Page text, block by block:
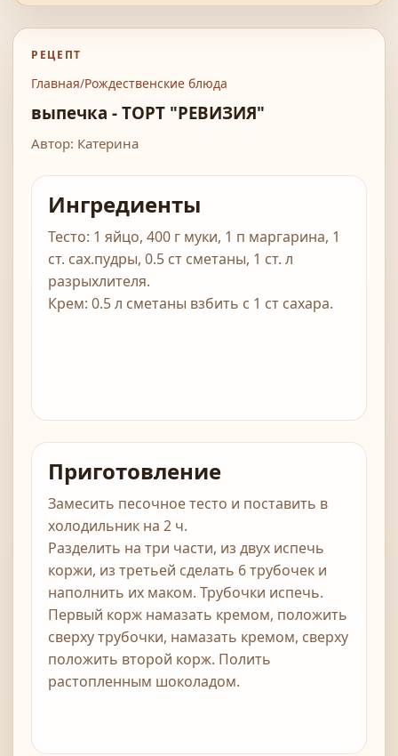
РЕЦЕПТ
Главная/Рождественские блюда
выпечка - ТОРТ "РЕВИЗИЯ"
Автор: Катерина
Ингредиенты
Тесто: 1 яйцо, 400 г муки, 1 п маргарина, 1
ст. сах.пудры, 0.5 ст сметаны, 1 ст. л
разрыхлителя.
Крем: 0.5 л сметаны взбить с 1 ст сахара.
Приготовление
Замесить песочное тесто и поставить в
холодильник на 2 ч.
Разделить на три части, из двух испечь
коржи, из третьей сделать 6 трубочек и
наполнить их маком. Трубочки испечь.
Первый корж намазать кремом, положить
сверху трубочки, намазать кремом, сверху
положить второй корж. Полить
растопленным шоколадом.